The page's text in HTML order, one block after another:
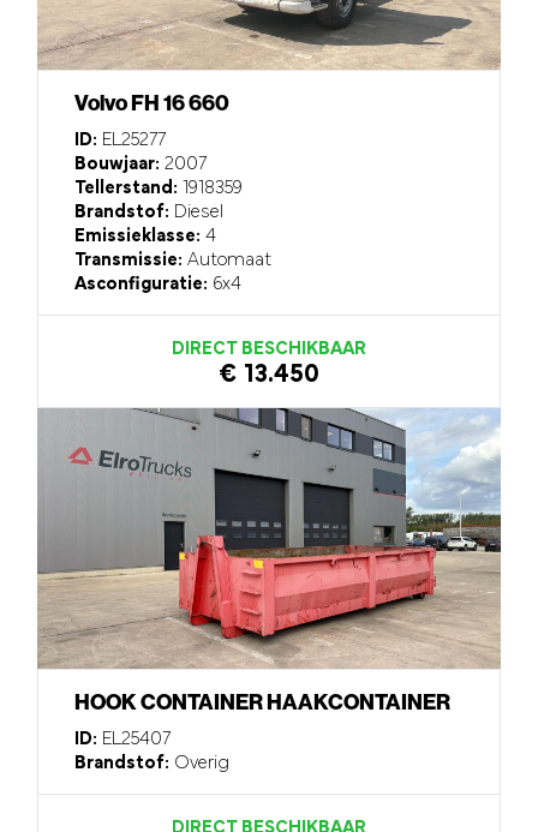
Volvo FH 16 660
ID: EL25277
Bouwjaar: 2007
Tellerstand: 1918359
Brandstof: Diesel
Emissieklasse: 4
Transmissie: Automaat
Asconfiguratie: 6x4
DIRECT BESCHIKBAAR
€ 13.450
HOOK CONTAINER HAAKCONTAINER
ID: EL25407
Brandstof: Overig
DIRECT BESCHIKBAAR